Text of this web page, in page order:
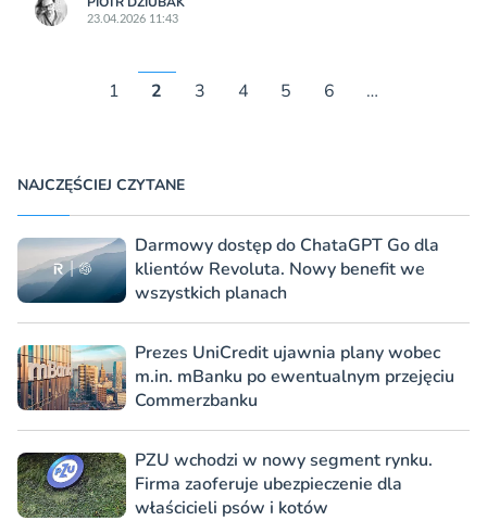
23.04.2026 11:43
1 2 3 4 5 6 …
NAJCZĘŚCIEJ CZYTANE
Darmowy dostęp do ChataGPT Go dla
klientów Revoluta. Nowy benefit we
wszystkich planach
Prezes UniCredit ujawnia plany wobec
m.in. mBanku po ewentualnym przejęciu
Commerzbanku
PZU wchodzi w nowy segment rynku.
Firma zaoferuje ubezpieczenie dla
właścicieli psów i kotów